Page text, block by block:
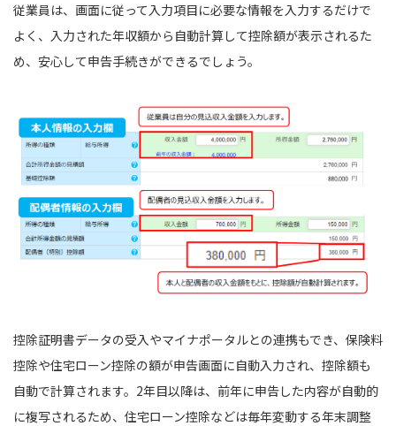
従業員は、画面に従って入力項目に必要な情報を入力するだけで
よく、入力された年収額から自動計算して控除額が表示されるた
め、安心して申告手続きができるでしょう。
控除証明書データの受入やマイナポータルとの連携もでき、保険料
控除や住宅ローン控除の額が申告画面に自動入力され、控除額も
自動で計算されます。2年目以降は、前年に申告した内容が自動的
に複写されるため、住宅ローン控除などは毎年変動する年末調整